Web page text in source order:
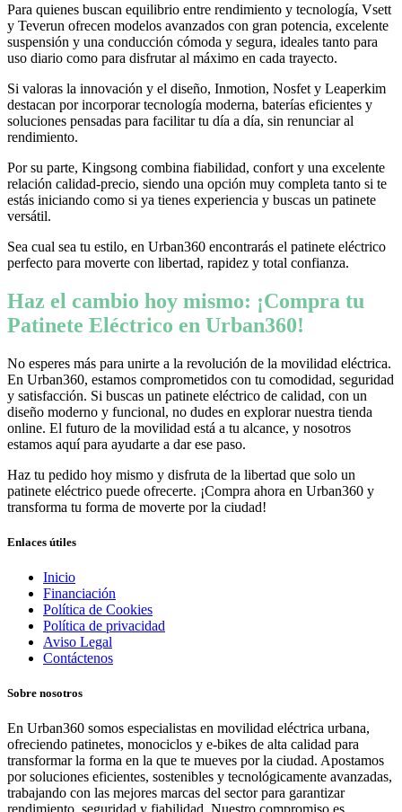
Para quienes buscan equilibrio entre rendimiento y tecnología, Vsett
y Teverun ofrecen modelos avanzados con gran potencia, excelente
suspensión y una conducción cómoda y segura, ideales tanto para
uso diario como para disfrutar al máximo en cada trayecto.
Si valoras la innovación y el diseño, Inmotion, Nosfet y Leaperkim
destacan por incorporar tecnología moderna, baterías eficientes y
soluciones pensadas para facilitar tu día a día, sin renunciar al
rendimiento.
Por su parte, Kingsong combina fiabilidad, confort y una excelente
relación calidad-precio, siendo una opción muy completa tanto si te
estás iniciando como si ya tienes experiencia y buscas un patinete
versátil.
Sea cual sea tu estilo, en Urban360 encontrarás el patinete eléctrico
perfecto para moverte con libertad, rapidez y total confianza.
Haz el cambio hoy mismo: ¡Compra tu
Patinete Eléctrico en Urban360!
No esperes más para unirte a la revolución de la movilidad eléctrica.
En Urban360, estamos comprometidos con tu comodidad, seguridad
y satisfacción. Si buscas un patinete eléctrico de calidad, con un
diseño moderno y funcional, no dudes en explorar nuestra tienda
online. El futuro de la movilidad está a tu alcance, y nosotros
estamos aquí para ayudarte a dar ese paso.
Haz tu pedido hoy mismo y disfruta de la libertad que solo un
patinete eléctrico puede ofrecerte. ¡Compra ahora en Urban360 y
transforma tu forma de moverte por la ciudad!
Enlaces útiles
Inicio
Financiación
Política de Cookies
Política de privacidad
Aviso Legal
Contáctenos
Sobre nosotros
En Urban360 somos especialistas en movilidad eléctrica urbana,
ofreciendo patinetes, monociclos y e-bikes de alta calidad para
transformar la forma en la que te mueves por la ciudad. Apostamos
por soluciones eficientes, sostenibles y tecnológicamente avanzadas,
trabajando con las mejores marcas del sector para garantizar